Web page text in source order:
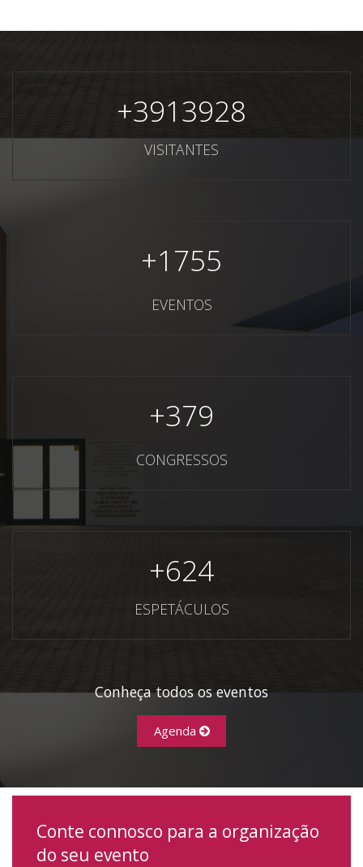
+3913928
VISITANTES
+1755
EVENTOS
+379
CONGRESSOS
+624
ESPETÁCULOS
Conheça todos os eventos
Agenda
Conte connosco para a organização
do seu evento